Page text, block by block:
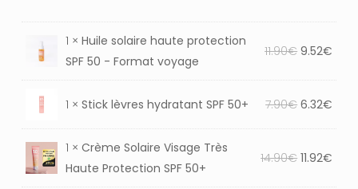
1 × Huile solaire haute protection
SPF 50 - Format voyage
11.90€ Le
était :
9.52€
1 × Stick lèvres hydratant SPF 50+ 7.90€ Le
était :
6.32€
1 × Crème Solaire Visage Très
Haute Protection SPF 50+
14.90€ Le
11.92€